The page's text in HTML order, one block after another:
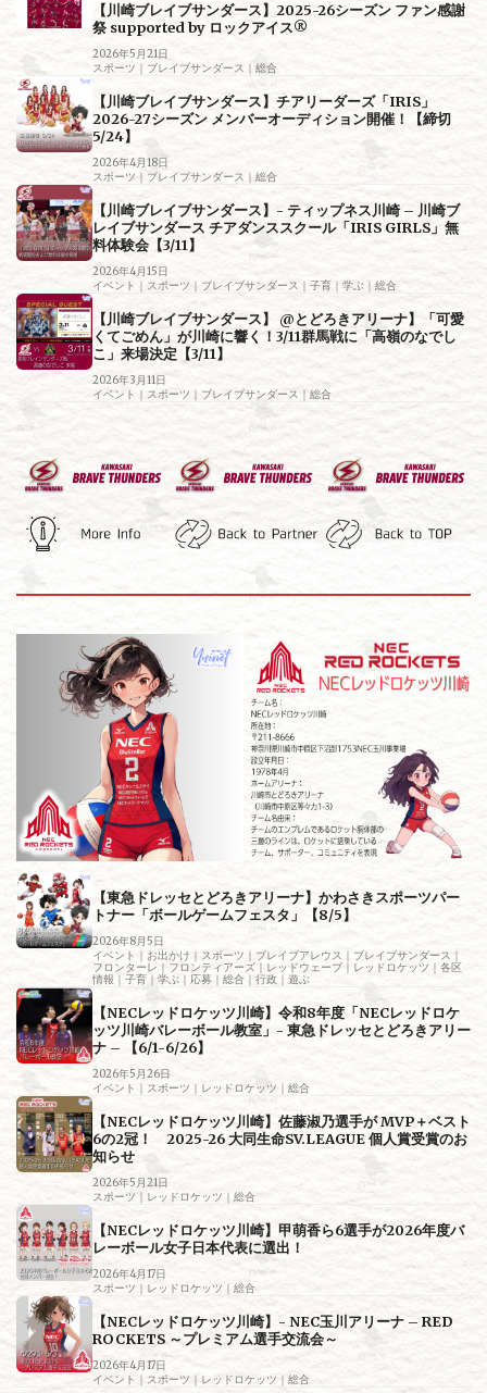
【川崎ブレイブサンダース】2025-26シーズン ファン感謝
祭 supported by ロックアイス®
2026年5月21日
スポーツ｜ブレイブサンダース｜総合
【川崎ブレイブサンダース】チアリーダーズ「IRIS」
2026-27シーズン メンバーオーディション開催！【締切
5/24】
2026年4月18日
スポーツ｜ブレイブサンダース｜総合
【川崎ブレイブサンダース】- ティップネス川崎 – 川崎ブ
レイブサンダース チアダンススクール「IRIS GIRLS」無
料体験会【3/11】
2026年4月15日
イベント｜スポーツ｜ブレイブサンダース｜子育｜学ぶ｜総合
【川崎ブレイブサンダース】 @とどろきアリーナ】「可愛
くてごめん」が川崎に響く！3/11群馬戦に「高嶺のなでし
こ」来場決定【3/11】
2026年3月11日
イベント｜スポーツ｜ブレイブサンダース｜総合
【東急ドレッセとどろきアリーナ】かわさきスポーツパー
トナー「ボールゲームフェスタ」【8/5】
2026年8月5日
イベント｜お出かけ｜スポーツ｜ブレイブアレウス｜ブレイブサンダース｜
フロンターレ｜フロンティアーズ｜レッドウェーブ｜レッドロケッツ｜各区
情報｜子育｜学ぶ｜応募｜総合｜行政｜遊ぶ
【NECレッドロケッツ川崎】令和8年度「NECレッドロケ
ッツ川崎バレーボール教室」- 東急ドレッセとどろきアリー
ナ – 【6/1-6/26】
2026年5月26日
イベント｜スポーツ｜レッドロケッツ｜総合
【NECレッドロケッツ川崎】佐藤淑乃選手が MVP＋ベスト
6の2冠！ 2025-26 大同生命SV.LEAGUE 個人賞受賞のお
知らせ
2026年5月21日
スポーツ｜レッドロケッツ｜総合
【NECレッドロケッツ川崎】甲萌香ら6選手が2026年度バ
レーボール女子日本代表に選出！
2026年4月17日
スポーツ｜レッドロケッツ｜総合
【NECレッドロケッツ川崎】- NEC玉川アリーナ – RED
ROCKETS ～プレミアム選手交流会～
2026年4月17日
イベント｜スポーツ｜レッドロケッツ｜総合